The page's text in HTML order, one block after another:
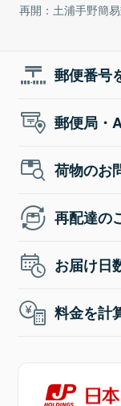
再開：土浦手野簡
郵便番号
郵便局・
荷物のお
再配達の
お届け日
料金を計